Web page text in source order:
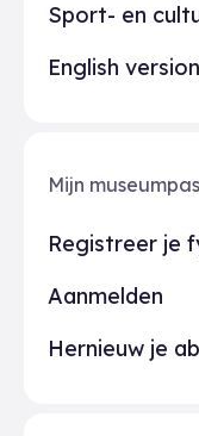
Sport- en
English version
Mijn museumpas
Registreer je
Aanmelden
Hernieuw je